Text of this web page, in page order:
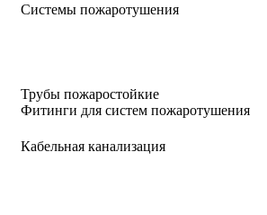
Системы пожаротушения
Трубы пожаростойкие
Фитинги для систем пожаротушения
Кабельная канализация